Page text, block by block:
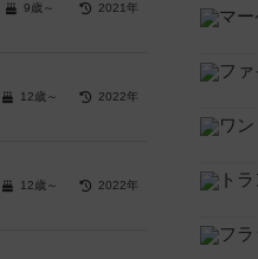
9歳～ 2021年
12歳～ 2022年
12歳～ 2022年